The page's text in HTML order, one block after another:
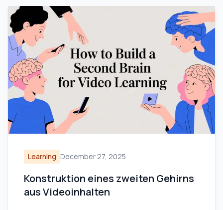
Learning December 27, 2025
Konstruktion eines zweiten Gehirns
aus Videoinhalten